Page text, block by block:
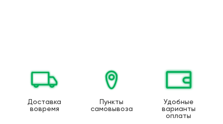
Доставка
вовремя
Пункты
самовывоза
Удобные
варианты
оплаты